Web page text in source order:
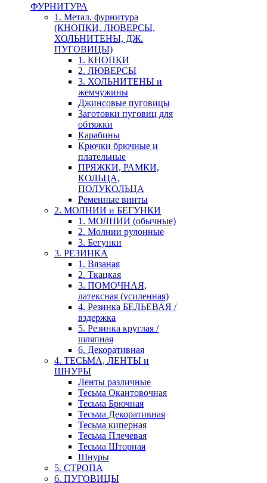
ФУРНИТУРА
1. Метал. фурнитура
(КНОПКИ, ЛЮВЕРСЫ,
ХОЛЬНИТЕНЫ, ДЖ.
ПУГОВИЦЫ)
1. КНОПКИ
2. ЛЮВЕРСЫ
3. ХОЛЬНИТЕНЫ и
жемчужины
Джинсовые пуговицы
Заготовки пуговиц для
обтяжки
Карабины
Крючки брючные и
плательные
ПРЯЖКИ, РАМКИ,
КОЛЬЦА,
ПОЛУКОЛЬЦА
Ременные винты
2. МОЛНИИ и БЕГУНКИ
1. МОЛНИИ (обычные)
2. Молнии рулонные
3. Бегунки
3. РЕЗИНКА
1. Вязаная
2. Ткацкая
3. ПОМОЧНАЯ,
латексная (усиленная)
4. Резинка БЕЛЬЕВАЯ /
вздержка
5. Резинка круглая /
шляпная
6. Декоративная
4. ТЕСЬМА, ЛЕНТЫ и
ШНУРЫ
Ленты различные
Тесьма Окантовочная
Тесьма Брючная
Тесьма Декоративная
Тесьма киперная
Тесьма Плечевая
Тесьма Шторная
Шнуры
5. СТРОПА
6. ПУГОВИЦЫ